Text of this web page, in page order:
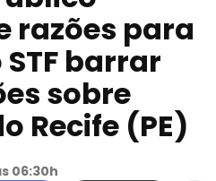
razões para
barrar
sobre
Recife (PE)
06:30h